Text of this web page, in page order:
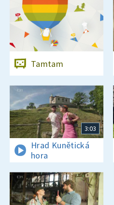
Tamtam
3:03
Hrad Kunětická
hora